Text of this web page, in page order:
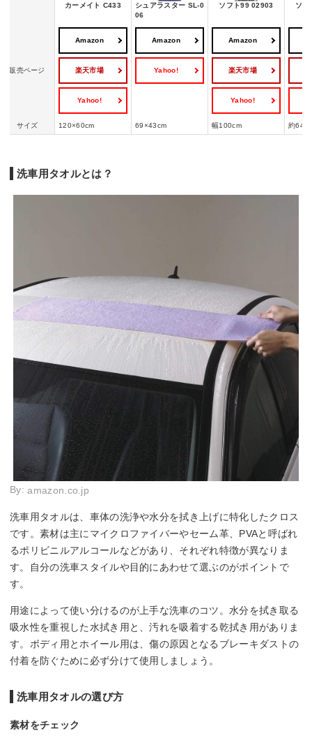
カーメイト C433
シュアラスター SL-0
06
ソフト99 02903 ソ
販売ページ
Amazon
楽天市場
Yahoo!
Amazon
Yahoo!
Amazon
楽天市場
Yahoo!
サイズ 120×60cm 69×43cm 幅100cm 約
洗車用タオルとは？
By:amazon.co.jp
洗車用タオルは、車体の洗浄や水分を拭き上げに特化したクロス
です。素材は主にマイクロファイバーやセーム革、PVAと呼ばれ
るポリビニルアルコールなどがあり、それぞれ特徴が異なりま
す。自分の洗車スタイルや目的にあわせて選ぶのがポイントで
す。
用途によって使い分けるのが上手な洗車のコツ。水分を拭き取る
吸水性を重視した水拭き用と、汚れを吸着する乾拭き用がありま
す。ボディ用とホイール用は、傷の原因となるブレーキダストの
付着を防ぐために必ず分けて使用しましょう。
洗車用タオルの選び方
素材をチェック